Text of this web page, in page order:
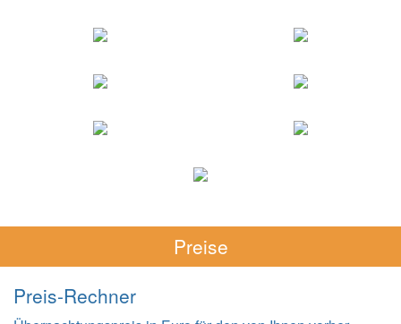
Preise
Preis-Rechner